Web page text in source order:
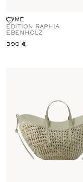
CYME
EDITION RAPHIA
EBENHOLZ
390 €